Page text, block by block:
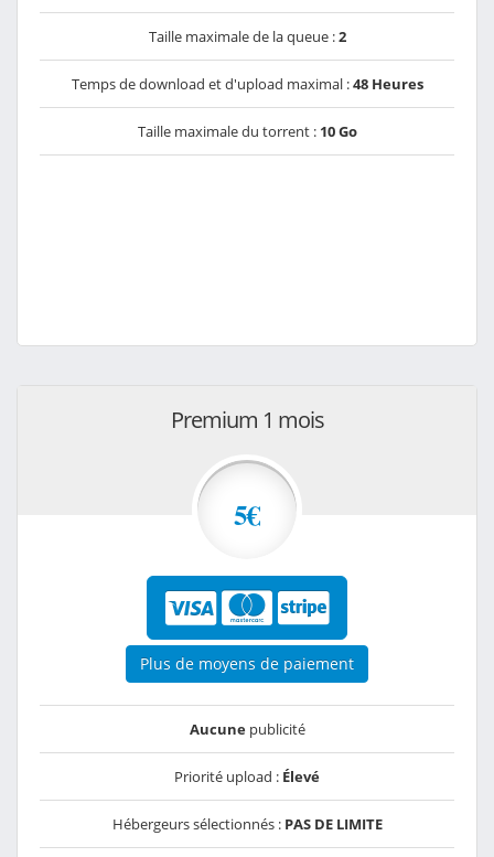
Taille maximale de la queue :2
Temps de download et d'upload maximal :48 Heures
Taille maximale du torrent : 10 Go
Premium 1 mois
5€
Plus de moyens de paiement
Aucunepublicité
Priorité upload : Élevé
Hébergeurs sélectionnés : PAS DE LIMITE